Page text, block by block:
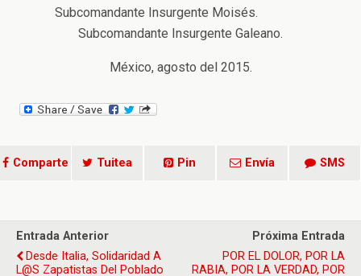
Subcomandante Insurgente Moisés.
Subcomandante Insurgente Galeano.
México, agosto del 2015.
Comparte Tuitea Pin Envía SMS
Entrada Anterior
Desde Italia, Solidaridad A
L@s Zapatistas Del Poblado
Próxima Entrada
POR EL DOLOR, POR LA
RABIA, POR LA VERDAD, POR